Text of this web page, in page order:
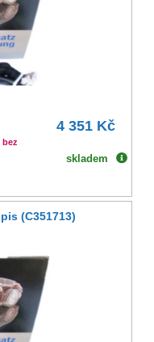
4 351 Kč
bez
skladem
(C351713)